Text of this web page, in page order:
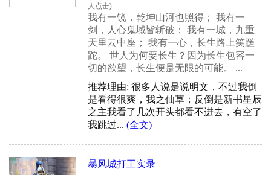
人点击)
我有一镜，乾坤山河也照得； 我有一
剑，人心鬼域皆斩破； 我有一城，九重
天里云中座； 我有一心，长生路上笑蹉
跎。 世人为何要长生？因为长生包容一
切的欲望，长生便是无限的可能。 ...
推荐理由: 很多人说是说明文，不过我倒
是看得很爽，我之仙草；反倒是新书星辰
之主我看了几次开头都看不进去，有空了
我跳过... (全文)
暴风城打工实录